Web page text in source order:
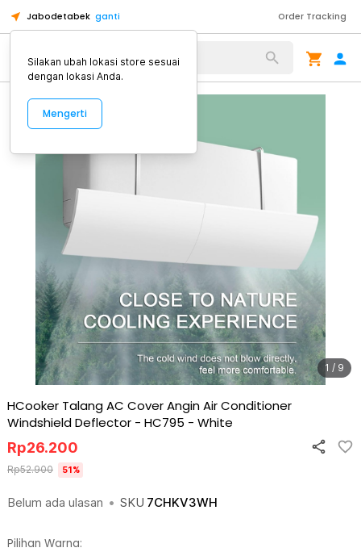
Jabodetabek ganti Order Tracking
Alat Kopi
1 / 9
HCooker Talang AC Cover Angin Air Conditioner
Windshield Deflector - HC795 - White
Belum ada ulasan • SKU 7CHKV3WH
Rp26.200
Rp52.900 51%
Pilihan Warna:
Silakan ubah lokasi store sesuai
dengan lokasi Anda.
Mengerti